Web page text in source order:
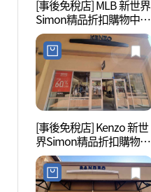
[事後免稅店] MLB 新世界
Simon精品折扣購物中心
驪州店(MLB 신세계사이
먼프리미엄아울렛 여주
점)
[事後免稅店] Kenzo 新世
界Simon精品折扣購物中
心驪州店(겐조 신세계사
이먼프리미엄아울렛 여
주점)